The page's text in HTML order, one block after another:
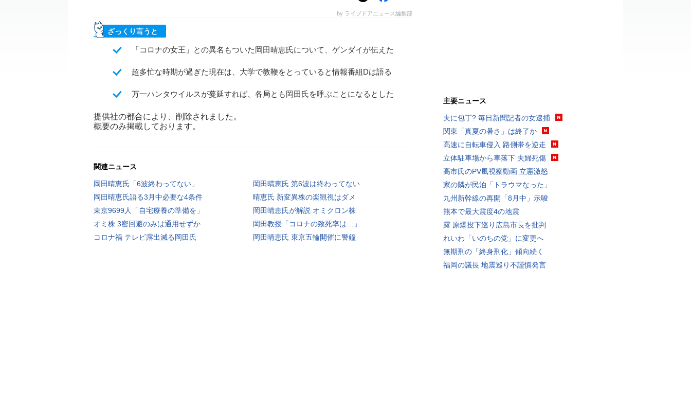
by ライブドアニュース編集部
ざっくり言うと
「コロナの女王」との異名もついた岡田晴恵氏について、ゲンダイが伝えた
超多忙な時期が過ぎた現在は、大学で教鞭をとっていると情報番組Dは語る
万一ハンタウイルスが蔓延すれば、各局とも岡田氏を呼ぶことになるとした
提供社の都合により、削除されました。
概要のみ掲載しております。
関連ニュース
岡田晴恵氏「6波終わってない」
岡田晴恵氏 第6波は終わってない
岡田晴恵氏語る3月中必要な4条件
晴恵氏 新変異株の楽観視はダメ
東京9699人「自宅療養の準備を」
岡田晴恵氏が解説 オミクロン株
オミ株 3密回避のみは通用せずか
岡田教授「コロナの致死率は…」
コロナ禍 テレビ露出減る岡田氏
岡田晴恵氏 東京五輪開催に警鐘
主要ニュース
夫に包丁? 毎日新聞記者の女逮捕
関東「真夏の暑さ」は終了か
高速に自転車侵入 路側帯を逆走
立体駐車場から車落下 夫婦死傷
高市氏のPV風視察動画 立憲激怒
家の隣が民泊「トラウマなった」
九州新幹線の再開「8月中」示唆
熊本で最大震度4の地震
露 原爆投下巡り広島市長を批判
れいわ「いのちの党」に変更へ
無期刑の「終身刑化」傾向続く
福岡の議長 地震巡り不謹慎発言